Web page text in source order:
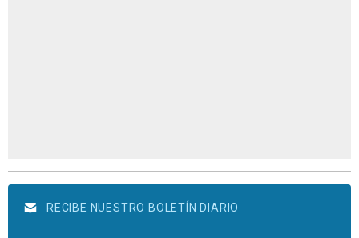
RECIBE NUESTRO BOLETÍN DIARIO